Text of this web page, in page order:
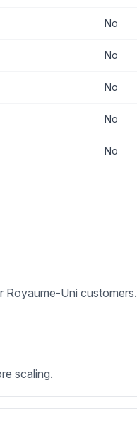
No
No
No
No
No
Royaume-Uni customers.
scaling.